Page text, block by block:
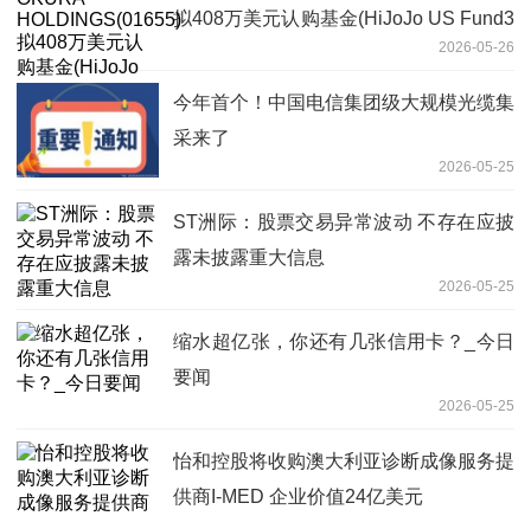
拟408万美元认购基金(HiJoJo US Fund3
2026-05-26
今年首个！中国电信集团级大规模光缆集
采来了
2026-05-25
ST洲际：股票交易异常波动 不存在应披
露未披露重大信息
2026-05-25
缩水超亿张，你还有几张信用卡？_今日
要闻
2026-05-25
怡和控股将收购澳大利亚诊断成像服务提
供商I-MED 企业价值24亿美元